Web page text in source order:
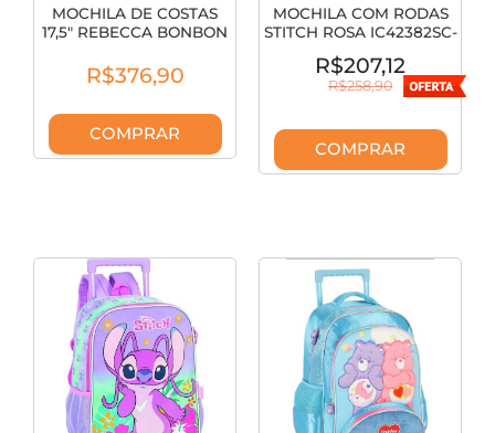
MOCHILA DE COSTAS
17,5" REBECCA BONBON
R$376,90
COMPRAR
MOCHILA COM RODAS
STITCH ROSA IC42382SC-
R$207,12
R$258,90
COMPRAR